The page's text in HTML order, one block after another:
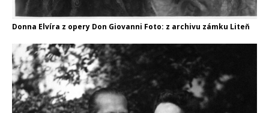
Donna Elvíra z opery Don Giovanni Foto: z archivu zámku Liteň